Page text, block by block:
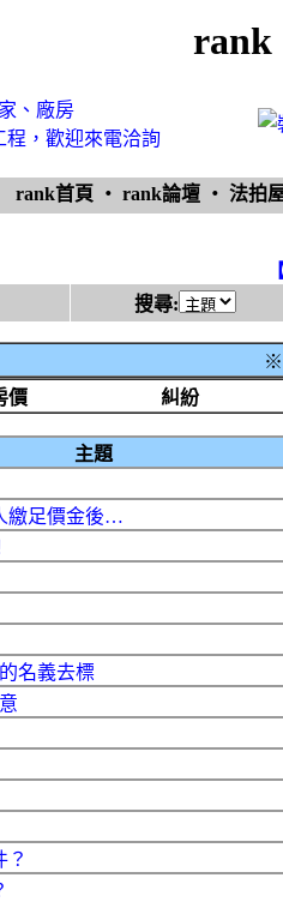
rank
、廠房
程，歡迎來電洽詢
rank首頁 ‧ rank論壇 ‧ 法拍
搜尋:
※
價 糾紛
主題
繳足價金後…
名義去標
？